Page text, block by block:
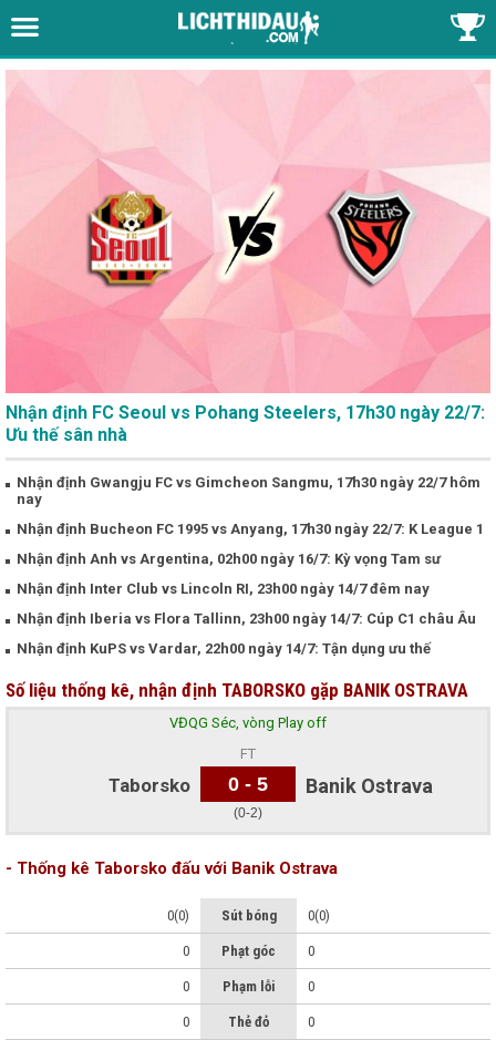
Nhận định FC Seoul vs Pohang Steelers, 17h30 ngày 22/7:
Ưu thế sân nhà
Nhận định Gwangju FC vs Gimcheon Sangmu, 17h30 ngày 22/7 hôm
nay
Nhận định Bucheon FC 1995 vs Anyang, 17h30 ngày 22/7: K League 1
Nhận định Anh vs Argentina, 02h00 ngày 16/7: Kỳ vọng Tam sư
Nhận định Inter Club vs Lincoln RI, 23h00 ngày 14/7 đêm nay
Nhận định Iberia vs Flora Tallinn, 23h00 ngày 14/7: Cúp C1 châu Âu
Nhận định KuPS vs Vardar, 22h00 ngày 14/7: Tận dụng ưu thế
Số liệu thống kê, nhận định TABORSKO gặp BANIK OSTRAVA
VĐQG Séc, vòng Play off
Taborsko
FT
0 - 5
(0-2)
Banik Ostrava
- Thống kê Taborsko đấu với Banik Ostrava
0(0) Sút bóng 0(0)
0 Phạt góc 0
0 Phạm lỗi 0
0 Thẻ đỏ 0